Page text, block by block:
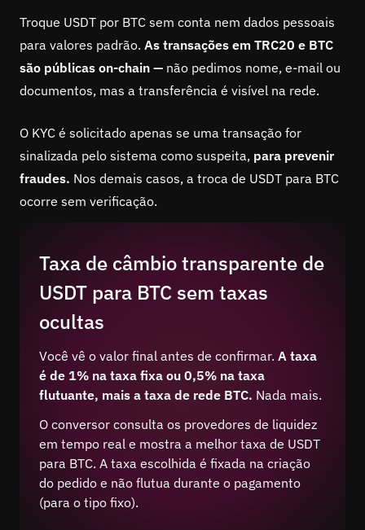
Troque USDT por BTC sem conta nem dados pessoais
para valores padrão. As transações em TRC20 e BTC
são públicas on-chain — não pedimos nome, e-mail ou
documentos, mas a transferência é visível na rede.
O KYC é solicitado apenas se uma transação for
sinalizada pelo sistema como suspeita, para prevenir
fraudes. Nos demais casos, a troca de USDT para BTC
ocorre sem verificação.
Taxa de câmbio transparente de
USDT para BTC sem taxas
ocultas
Você vê o valor final antes de confirmar. A taxa
é de 1% na taxa fixa ou 0,5% na taxa
flutuante, mais a taxa de rede BTC. Nada mais.
O conversor consulta os provedores de liquidez
em tempo real e mostra a melhor taxa de USDT
para BTC. A taxa escolhida é fixada na criação
do pedido e não flutua durante o pagamento
(para o tipo fixo).